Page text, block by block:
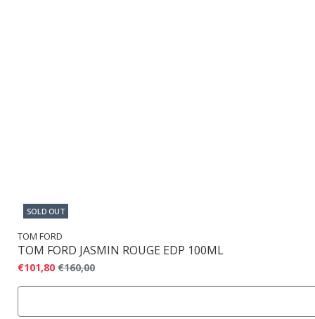
SOLD OUT
TOM FORD
TOM FORD JASMIN ROUGE EDP 100ML
€101,80 €160,00